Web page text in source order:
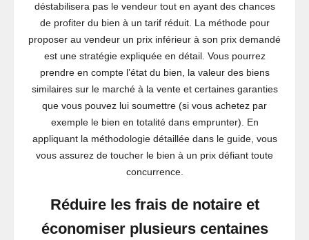
déstabilisera pas le vendeur tout en ayant des chances
de profiter du bien à un tarif réduit. La méthode pour
proposer au vendeur un prix inférieur à son prix demandé
est une stratégie expliquée en détail. Vous pourrez
prendre en compte l’état du bien, la valeur des biens
similaires sur le marché à la vente et certaines garanties
que vous pouvez lui soumettre (si vous achetez par
exemple le bien en totalité dans emprunter). En
appliquant la méthodologie détaillée dans le guide, vous
vous assurez de toucher le bien à un prix défiant toute
concurrence.
Réduire les frais de notaire et
économiser plusieurs centaines